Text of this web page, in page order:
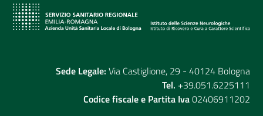
Sede Legale: Via Castiglione, 29 - 40124 Bologna
Tel. +39.051.6225111
Codice fiscale e Partita Iva02406911202